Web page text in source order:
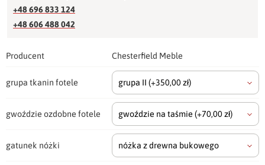
+48 696 833 124
+48 606 488 042
Producent Chesterfield Meble
grupa tkanin fotele grupa II (+350,00 zł)
gwoździe ozdobne fotele gwoździe na taśmie (+70,00 zł)
gatunek nóżki nóżka z drewna bukowego